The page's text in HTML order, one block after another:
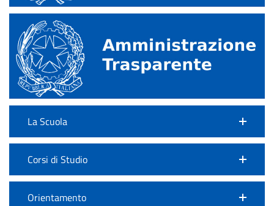
La Scuola
Corsi di Studio
Orientamento